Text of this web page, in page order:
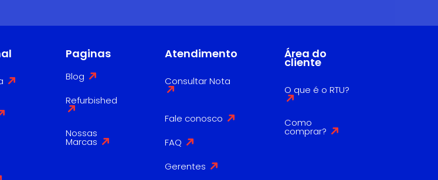
Paginas
Blog
Refurbished
Nossas
Marcas
Atendimento
Consultar Nota
Fale conosco
FAQ
Gerentes
Área do
cliente
O que é o RTU?
Como
comprar?